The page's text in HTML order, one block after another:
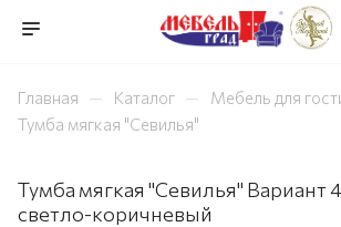
Главная — Каталог — Мебель для
Тумба мягкая "Севилья"
Тумба мягкая "Севилья" Вариант
светло-коричневый